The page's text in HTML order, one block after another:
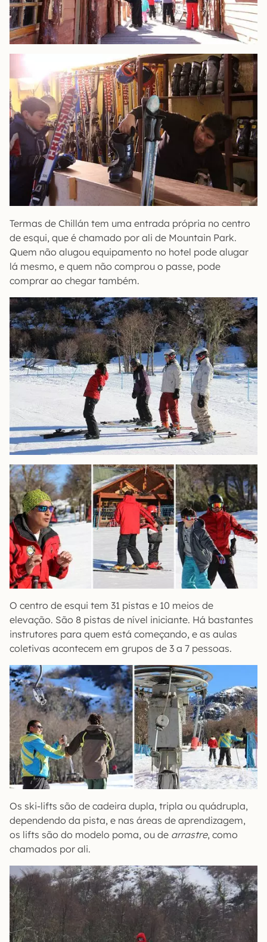
Termas de Chillán tem uma entrada própria no centro
de esqui, que é chamado por ali de Mountain Park.
Quem não alugou equipamento no hotel pode alugar
lá mesmo, e quem não comprou o passe, pode
comprar ao chegar também.
O centro de esqui tem 31 pistas e 10 meios de
elevação. São 8 pistas de nível iniciante. Há bastantes
instrutores para quem está começando, e as aulas
coletivas acontecem em grupos de 3 a 7 pessoas.
Os ski-lifts são de cadeira dupla, tripla ou quádrupla,
dependendo da pista, e nas áreas de aprendizagem,
os lifts são do modelo poma, ou de arrastre, como
chamados por ali.